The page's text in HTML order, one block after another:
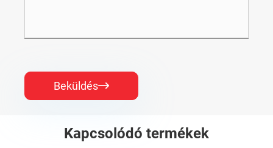
Beküldés
Kapcsolódó termékek